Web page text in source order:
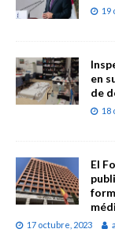
19
en
de
18
El
17 octubre, 2023